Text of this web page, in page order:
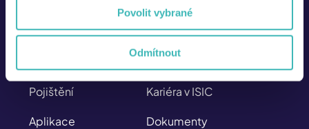
Povolit vybrané
Odmítnout
Průkazy
Pojištění
Aplikace
O NÁS
Kdo jsme
Kariéra v ISIC
Dokumenty